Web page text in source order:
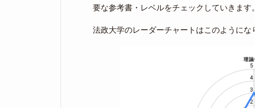
要な参考書・レベルをチェックしていきます。
法政大学のレーダーチャートはこのようにな